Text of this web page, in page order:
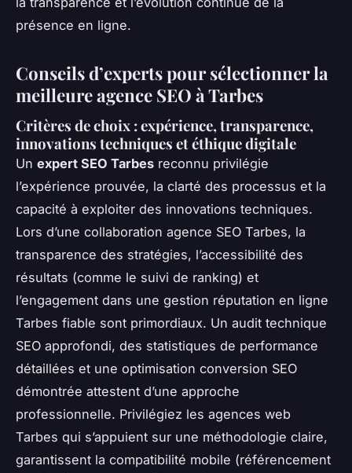
présence en ligne.
Conseils d’experts pour sélectionner la
meilleure agence SEO à Tarbes
Critères de choix : expérience, transparence,
innovations techniques et éthique digitale
Un expert SEO Tarbes reconnu privilégie
l’expérience prouvée, la clarté des processus et la
capacité à exploiter des innovations techniques.
Lors d’une collaboration agence SEO Tarbes, la
transparence des stratégies, l’accessibilité des
résultats (comme le suivi de ranking) et
l’engagement dans une gestion réputation en ligne
Tarbes fiable sont primordiaux. Un audit technique
SEO approfondi, des statistiques de performance
détaillées et une optimisation conversion SEO
démontrée attestent d’une approche
professionnelle. Privilégiez les agences web
Tarbes qui s’appuient sur une méthodologie claire,
garantissent la compatibilité mobile (référencement